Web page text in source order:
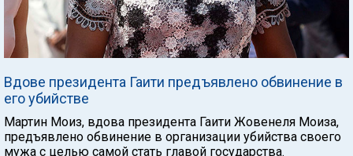
Вдове президента Гаити предъявлено обвинение в
его убийстве
Мартин Моиз, вдова президента Гаити Жовенеля Моиза,
предъявлено обвинение в организации убийства своего
мужа с целью самой стать главой государства.